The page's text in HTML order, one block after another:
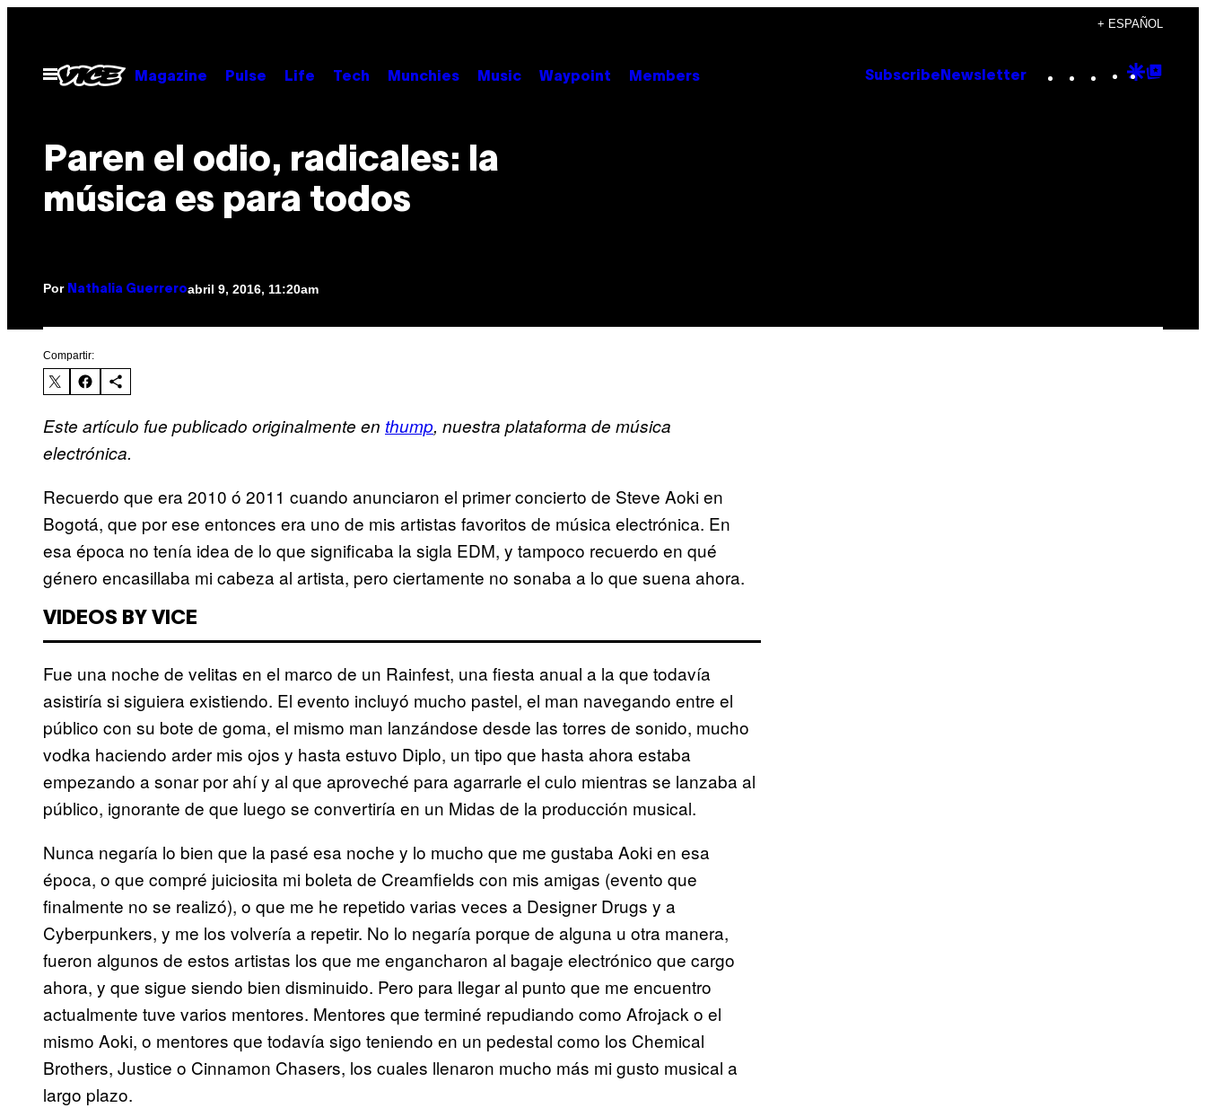
contenido
+ ESPAÑOL
Abrir
Menú
Magazine Pulse Life Tech Munchies Music Waypoint Members Subscribe Newsletter Instagram
TikTok
YouTube
Google
Paren el odio, radicales: la
música es para todos
Por Nathalia Guerreroabril 9, 2016, 11:20am
Compartir:
Este artículo fue publicado originalmente en thump, nuestra plataforma de música
electrónica.
Recuerdo que era 2010 ó 2011 cuando anunciaron el primer concierto de Steve Aoki en
Bogotá, que por ese entonces era uno de mis artistas favoritos de música electrónica. En
esa época no tenía idea de lo que significaba la sigla EDM, y tampoco recuerdo en qué
género encasillaba mi cabeza al artista, pero ciertamente no sonaba a lo que suena ahora.
VIDEOS BY VICE
Fue una noche de velitas en el marco de un Rainfest, una fiesta anual a la que todavía
asistiría si siguiera existiendo. El evento incluyó mucho pastel, el man navegando entre el
público con su bote de goma, el mismo man lanzándose desde las torres de sonido, mucho
vodka haciendo arder mis ojos y hasta estuvo Diplo, un tipo que hasta ahora estaba
empezando a sonar por ahí y al que aproveché para agarrarle el culo mientras se lanzaba al
público, ignorante de que luego se convertiría en un Midas de la producción musical.
Nunca negaría lo bien que la pasé esa noche y lo mucho que me gustaba Aoki en esa
época, o que compré juiciosita mi boleta de Creamfields con mis amigas (evento que
finalmente no se realizó), o que me he repetido varias veces a Designer Drugs y a
Cyberpunkers, y me los volvería a repetir. No lo negaría porque de alguna u otra manera,
fueron algunos de estos artistas los que me engancharon al bagaje electrónico que cargo
ahora, y que sigue siendo bien disminuido. Pero para llegar al punto que me encuentro
actualmente tuve varios mentores. Mentores que terminé repudiando como Afrojack o el
mismo Aoki, o mentores que todavía sigo teniendo en un pedestal como los Chemical
Brothers, Justice o Cinnamon Chasers, los cuales llenaron mucho más mi gusto musical a
largo plazo.